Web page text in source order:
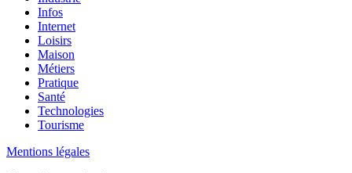
Infos
Internet
Loisirs
Maison
Métiers
Pratique
Santé
Technologies
Tourisme
Mentions légales